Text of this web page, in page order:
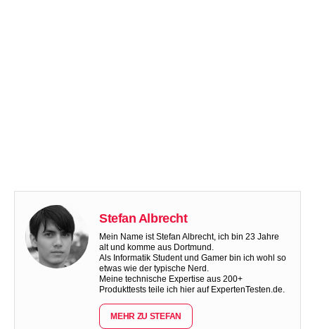
Stefan Albrecht
Mein Name ist Stefan Albrecht, ich bin 23 Jahre
alt und komme aus Dortmund.
Als Informatik Student und Gamer bin ich wohl so
etwas wie der typische Nerd.
Meine technische Expertise aus 200+
Produkttests teile ich hier auf ExpertenTesten.de.
MEHR ZU STEFAN